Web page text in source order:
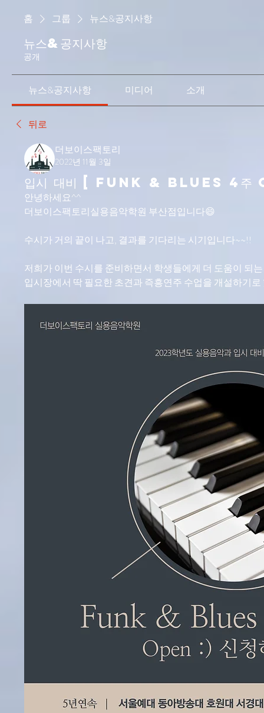
홈 그룹 뉴스&공지사항
뉴스&공지사항
공개
뉴스&공지사항 미디어 소개
뒤로
더보이스팩토리
2022년 11월 3일
입시 대비 [ Funk & Blues 4주
안녕하세요^^
더보이스팩토리실용음악학원 부산점입니다😄
수시가 거의 끝이 나고, 결과를 기다리는 시기입니다~~!!
저희가 이번 수시를 준비하면서 학생들에게 더 도움이 되
입시장에서 딱 필요한 초견과 즉흥연주 수업을 개설하기